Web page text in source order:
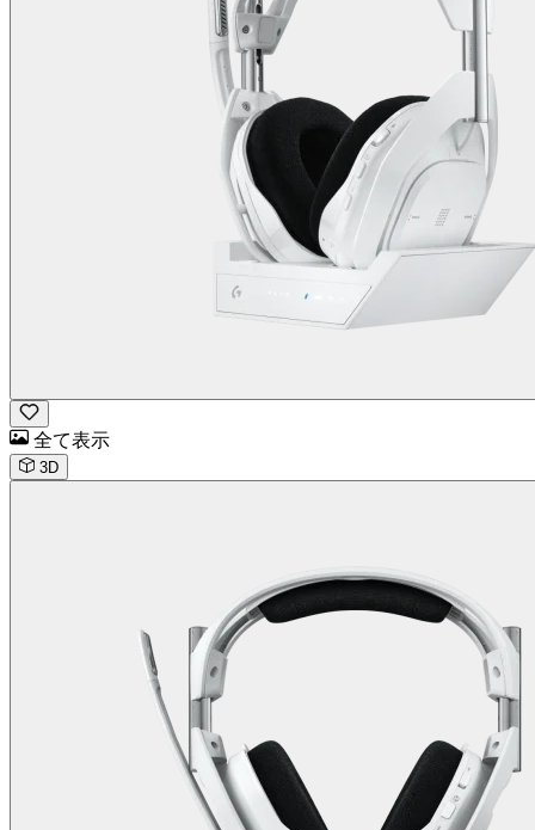
全て表示
3D